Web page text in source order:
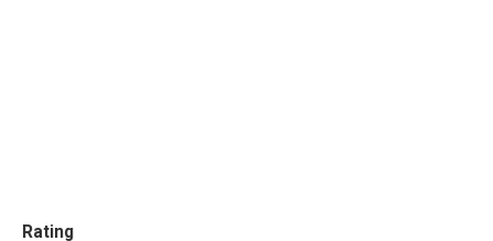
Rating